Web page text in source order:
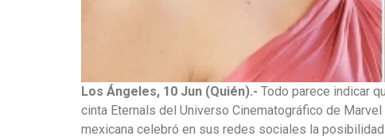
Los Ángeles, 10 Jun (Quién).- Todo parece indicar
cinta Eternals del Universo Cinematográfico de
mexicana celebró en sus redes sociales la